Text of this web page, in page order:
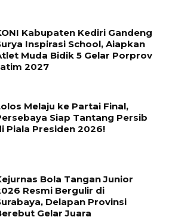
Kabupaten Kediri Gandeng
Inspirasi School, Aiapkan
Muda Bidik 5 Gelar Porprov
2027
Melaju ke Partai Final,
Siap Tantang Persib
Piala Presiden 2026!
Bola Tangan Junior
Resmi Bergulir di
Delapan Provinsi
Gelar Juara